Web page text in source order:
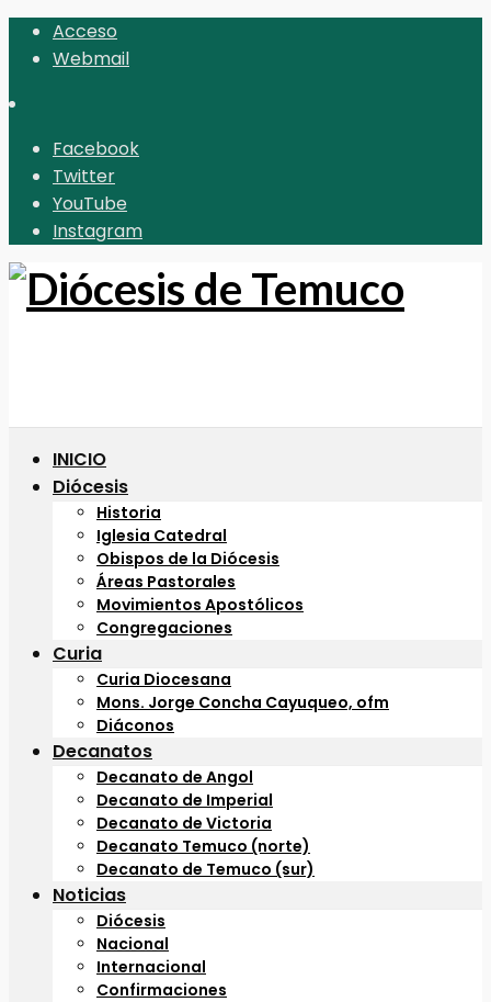
Acceso
Webmail
Facebook
Twitter
YouTube
Instagram
INICIO
Diócesis
Historia
Iglesia Catedral
Obispos de la Diócesis
Áreas Pastorales
Movimientos Apostólicos
Congregaciones
Curia
Curia Diocesana
Mons. Jorge Concha Cayuqueo, ofm
Diáconos
Decanatos
Decanato de Angol
Decanato de Imperial
Decanato de Victoria
Decanato Temuco (norte)
Decanato de Temuco (sur)
Noticias
Diócesis
Nacional
Internacional
Confirmaciones